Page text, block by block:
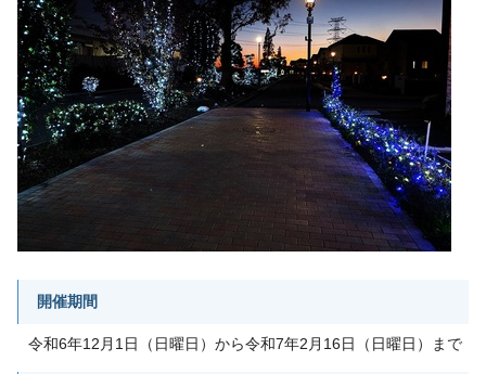
開催期間
令和6年12月1日（日曜日）から令和7年2月16日（日曜日）まで